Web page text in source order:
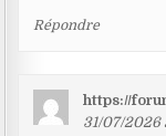
Répondre
https://
31/07/2026